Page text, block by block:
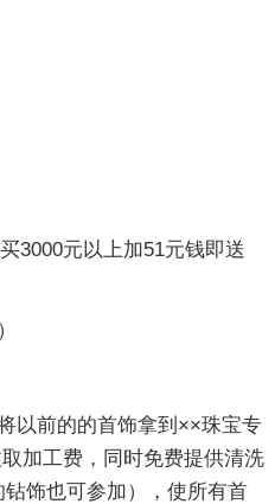
3000元以上加51元钱即送
以前的的首饰拿到××珠宝专
加工费，同时免费提供清洗
饰也可参加），使所有首